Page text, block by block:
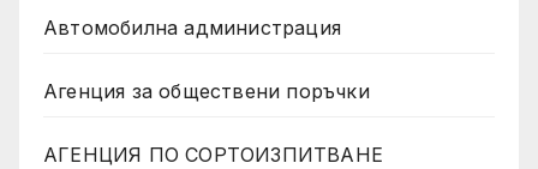
Автомобилна администрация
Агенция за обществени поръчки
АГЕНЦИЯ ПО СОРТОИЗПИТВАНЕ